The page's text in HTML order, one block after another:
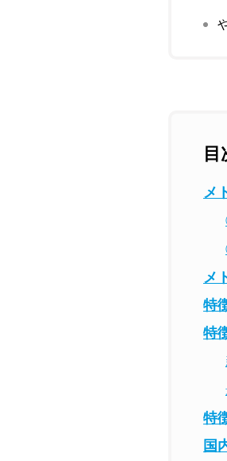
目
メ
メ
特
特
特
国